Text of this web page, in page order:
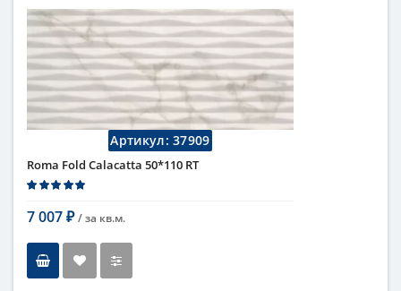
Длина
110 см
Высота
50 см
Рисунок
с узорами...
Цвет
серый
Страна
Италия
Поверхность
матовая
Fap Ceramiche
Артикул:37909
Roma Fold Calacatta 50*110 RT
7 007 ₽ / за кв.м.